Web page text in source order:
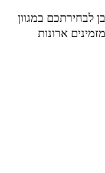
לבחירתכם במגוון
690 ₪ בלבד למזמינים ארונות